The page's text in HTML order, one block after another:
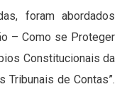
foram abordados
– Como se Proteger
Constitucionais da
Tribunais de Contas”.